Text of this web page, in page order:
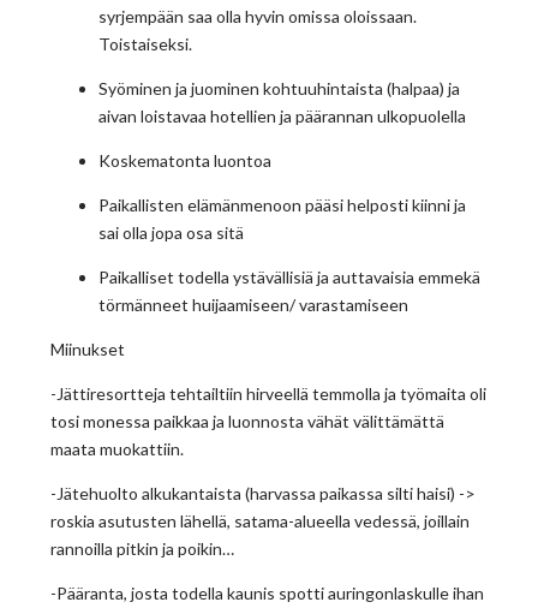
syrjempään saa olla hyvin omissa oloissaan.
Toistaiseksi.
Syöminen ja juominen kohtuuhintaista (halpaa) ja
aivan loistavaa hotellien ja päärannan ulkopuolella
Koskematonta luontoa
Paikallisten elämänmenoon pääsi helposti kiinni ja
sai olla jopa osa sitä
Paikalliset todella ystävällisiä ja auttavaisia emmekä
törmänneet huijaamiseen/ varastamiseen
Miinukset
-Jättiresortteja tehtailtiin hirveellä temmolla ja työmaita oli
tosi monessa paikkaa ja luonnosta vähät välittämättä
maata muokattiin.
-Jätehuolto alkukantaista (harvassa paikassa silti haisi) ->
roskia asutusten lähellä, satama-alueella vedessä, joillain
rannoilla pitkin ja poikin…
-Pääranta, josta todella kaunis spotti auringonlaskulle ihan